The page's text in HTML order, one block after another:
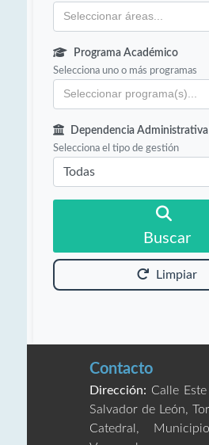
Programa Académico
Selecciona uno o más programas
Dependencia Administrativa
Selecciona el tipo de gestión
Buscar
Limpiar
Contacto
Dirección: Calle
Salvador de León,
Catedral,